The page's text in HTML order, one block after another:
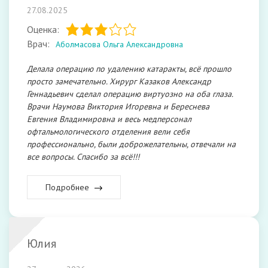
27.08.2025
Оценка:
Врач:
Аболмасова Ольга Александровна
Делала операцию по удалению катаракты, всё прошло
просто замечательно. Хирург Казаков Александр
Геннадьевич сделал операцию виртуозно на оба глаза.
Врачи Наумова Виктория Игоревна и Береснева
Евгения Владимировна и весь медперсонал
офтальмологического отделения вели себя
профессионально, были доброжелательны, отвечали на
все вопросы. Спасибо за всё!!!
Подробнее
Юлия